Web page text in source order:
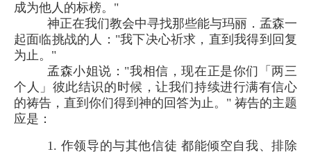
成为他人的标榜。"
神正在我们教会中寻找那些能与玛丽．孟森一
起面临挑战的人："我下决心祈求，直到我得到回复
为止。"
孟森小姐说："我相信，现在正是你们「两三
个人」彼此结识的时候，让我们持续进行满有信心
的祷告，直到你们得到神的回答为止。" 祷告的主题
应是：
1. 作领导的与其他信徒 都能倾空自我、排除